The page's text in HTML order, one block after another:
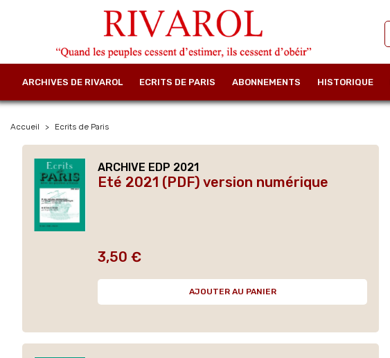
ARCHIVES DE RIVAROL ECRITS DE PARIS ABONNEMENTS HISTORIQUE
Accueil Ecrits de Paris
ARCHIVE EDP 2021
Eté 2021 (PDF) version numérique
Prix
3,50 €
AJOUTER AU PANIER